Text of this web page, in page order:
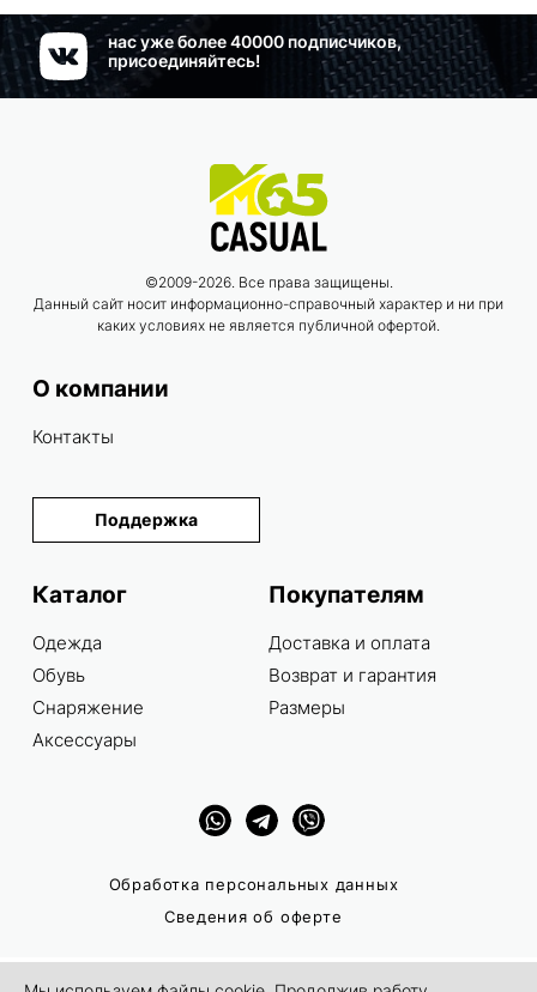
нас уже более 40000 подписчиков,
присоединяйтесь!
©2009-2026. Все права защищены.
Данный сайт носит информационно-справочный характер и ни при
каких условиях не является публичной офертой.
О компании
Контакты
Поддержка
Каталог
Одежда
Обувь
Снаряжение
Аксессуары
Покупателям
Доставка и оплата
Возврат и гарантия
Размеры
Обработка персональных данных
Сведения об оферте